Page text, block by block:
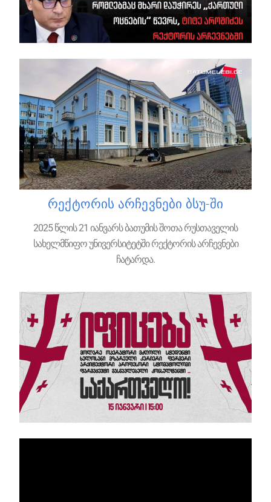
რექტორის არჩევნები ბსუ-ში
2025 წლის 21 იანვარს ბათუმის შოთა რუსთაველის
სახელმწიფო უნივერსიტეტში რექტორის არჩევნები
ჩატარდა.